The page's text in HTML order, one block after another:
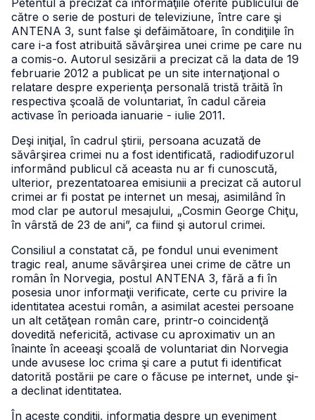
Petentul a precizat că informaţiile oferite publicului de
către o serie de posturi de televiziune, între care şi
ANTENA 3, sunt false şi defăimătoare, în condiţiile în
care i-a fost atribuită săvârşirea unei crime pe care nu
a comis-o. Autorul sesizării a precizat că la data de 19
februarie 2012 a publicat pe un site internaţional o
relatare despre experienţa personală tristă trăită în
respectiva şcoală de voluntariat, în cadul căreia
activase în perioada ianuarie - iulie 2011.
Deşi iniţial, în cadrul ştirii, persoana acuzată de
săvârşirea crimei nu a fost identificată, radiodifuzorul
informând publicul că aceasta nu ar fi cunoscută,
ulterior, prezentatoarea emisiunii a precizat că autorul
crimei ar fi postat pe internet un mesaj, asimilând în
mod clar pe autorul mesajului, „Cosmin George Chiţu,
în vârstă de 23 de ani”, ca fiind şi autorul crimei.
Consiliul a constatat că, pe fondul unui eveniment
tragic real, anume săvârşirea unei crime de către un
român în Norvegia, postul ANTENA 3, fără a fi în
posesia unor informaţii verificate, certe cu privire la
identitatea acestui român, a asimilat acestei persoane
un alt cetăţean român care, printr-o coincidenţă
dovedită nefericită, activase cu aproximativ un an
înainte în aceeaşi şcoală de voluntariat din Norvegia
unde avusese loc crima şi care a putut fi identificat
datorită postării pe care o făcuse pe internet, unde şi-
a declinat identitatea.
În aceste condiţii, informaţia despre un eveniment